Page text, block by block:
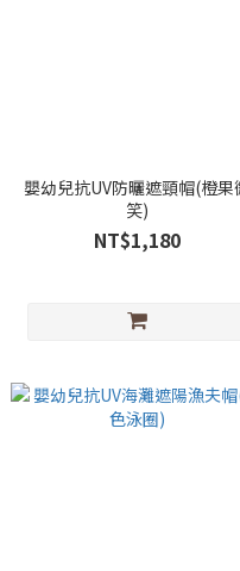
嬰幼兒抗UV防曬遮頸帽(橙果
笑)
NT$1,180